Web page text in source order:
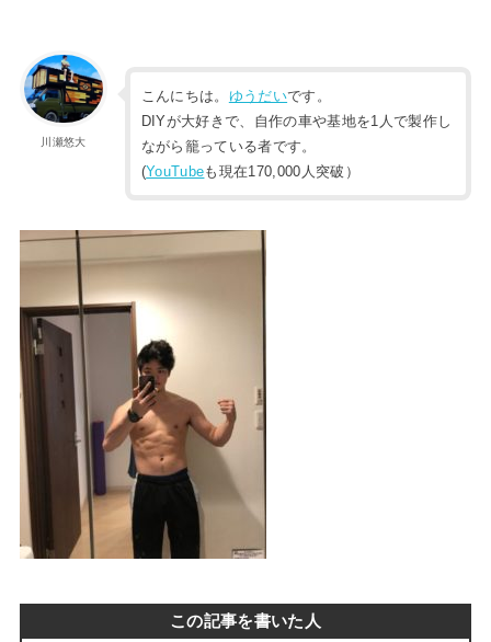
川瀬悠大
こんにちは。 ゆうだいです。
DIYが大好きで、自作の車や基地を1人で製作し
ながら籠っている者です。
(YouTubeも現在170,000人突破）
この記事を書いた人